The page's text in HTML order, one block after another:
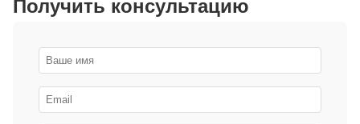
Получить консультацию